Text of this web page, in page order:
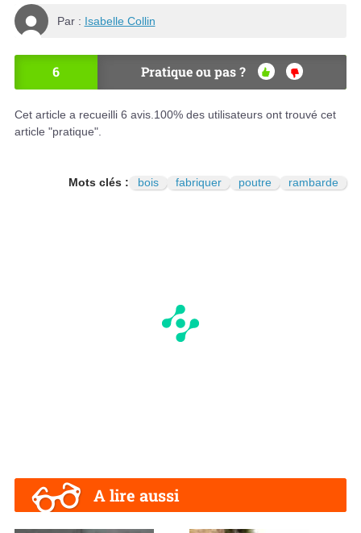
Par : Isabelle Collin
6 Pratique ou pas ?
OU
NO
N
Cet article a recueilli 6 avis. 100% des utilisateurs ont trouvé cet
article "pratique".
Mots clés : bois fabriquer poutre rambarde
A lire aussi